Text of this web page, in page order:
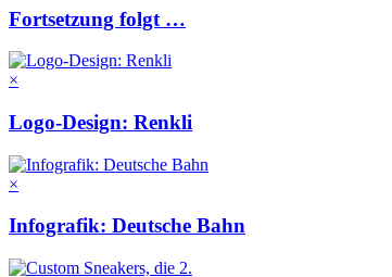
Fortsetzung folgt …
×
Logo-Design: Renkli
×
Infografik: Deutsche Bahn